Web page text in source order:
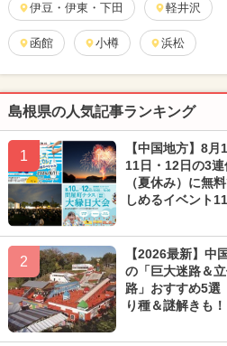
伊豆・伊東・下田 軽井沢
函館 小樽 浜松
島根県の人気記事ランキング
1
【中国地方】8月
11日・12日の3連
（夏休み）に無
しめるイベント
2
【2026最新】中
の「巨大迷路＆
路」おすすめ5
り種＆謎解きも！